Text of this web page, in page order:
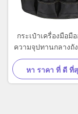
กระเป๋าเครื่องมือมื
ความจุปทานกลางถัง
จัดสรรพากรพ
หา ราคา ที่ ดี ที่